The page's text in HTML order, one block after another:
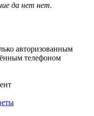
да нет нет.
авторизованным
телефоном